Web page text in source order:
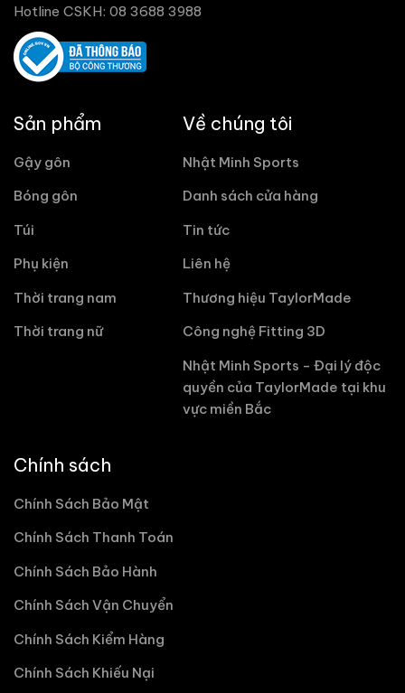
Hotline CSKH: 08 3688 3988
Sản phẩm
Gậy gôn
Bóng gôn
Túi
Phụ kiện
Thời trang nam
Thời trang nữ
Về chúng tôi
Nhật Minh Sports
Danh sách cửa hàng
Tin tức
Liên hệ
Thương hiệu TaylorMade
Công nghệ Fitting 3D
Nhật Minh Sports - Đại lý độc
quyền của TaylorMade tại khu
vực miền Bắc
Chính sách
Chính Sách Bảo Mật
Chính Sách Thanh Toán
Chính Sách Bảo Hành
Chính Sách Vận Chuyển
Chính Sách Kiểm Hàng
Chính Sách Khiếu Nại